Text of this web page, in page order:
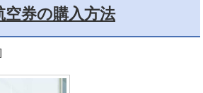
空券の購入方法
]